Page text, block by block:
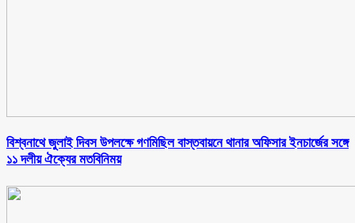
বিশ্বনাথে জুলাই দিবস উপলক্ষে গণমিছিল বাস্তবায়নে থানার অফিসার ইনচার্জের সঙ্গে
১১ দলীয় ঐক্যের মতবিনিময়